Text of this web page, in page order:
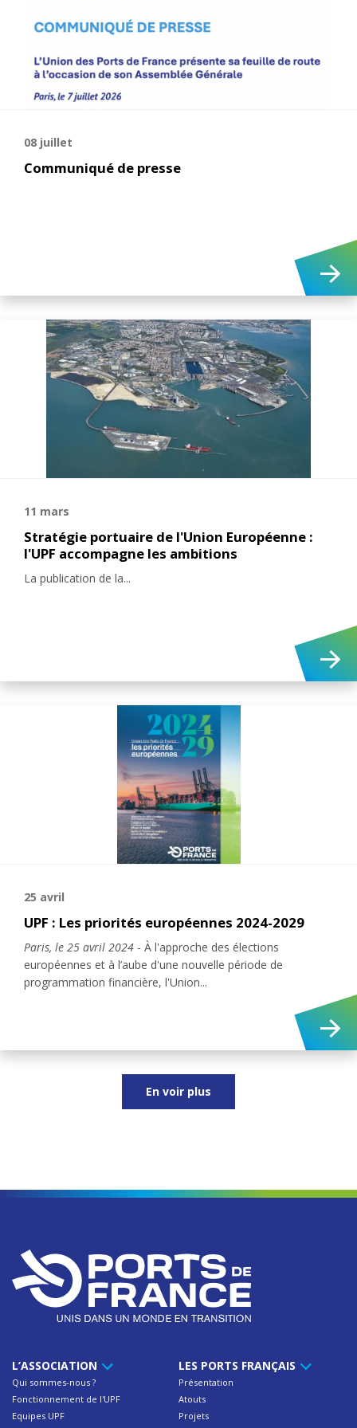
08 juillet
Communiqué de presse
11 mars
Stratégie portuaire de l'Union Européenne :
l'UPF accompagne les ambitions
La publication de la...
25 avril
UPF : Les priorités européennes 2024-2029
Paris, le 25 avril 2024 - À l'approche des élections
européennes et à l’aube d'une nouvelle période de
programmation financière, l'Union...
En voir plus
L’ASSOCIATION
Qui sommes-nous ?
Fonctionnement de l'UPF
Equipes UPF
LES PORTS FRANÇAIS
Présentation
Atouts
Projets